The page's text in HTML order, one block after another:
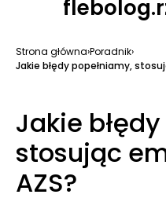
Strona główna›Poradnik›
Jakie błędy popełniamy,
Jakie
stosując
AZS?